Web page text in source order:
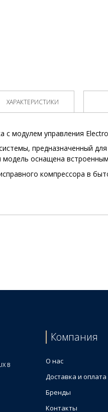
с модулем управления
предназначенный
модель оснащена
компрессора в
ХАРАКТЕРИСТИКИ
В
Компания
О нас
Доставка и оплата
Бренды
Контакты